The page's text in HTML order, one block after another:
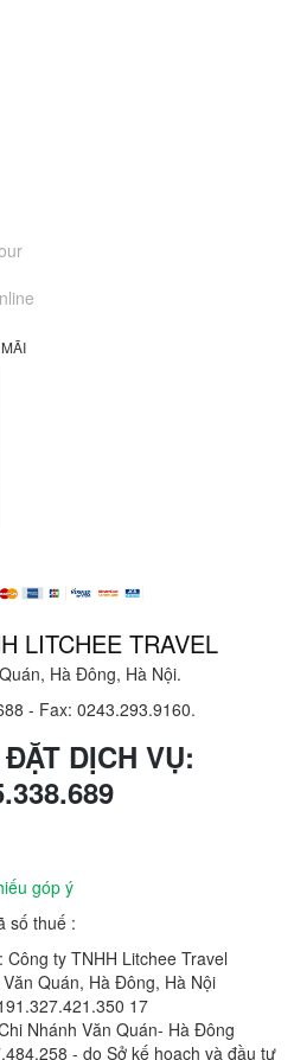
LITCHEE TRAVEL
Hà Đông, Hà Nội.
- Fax: 0243.293.9160.
DỊCH VỤ:
góp ý
số thuế :
ty TNHH Litchee Travel
Quán, Hà Đông, Hà Nội
17
Nhánh Văn Quán- Hà Đông
- do Sở kế hoạch và đầu tư